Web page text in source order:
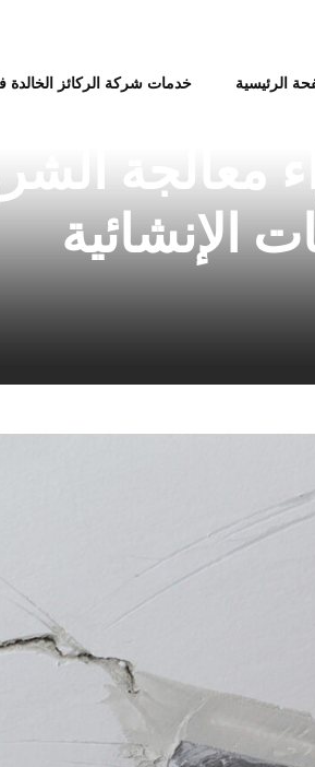
الرئيسية خدمات شركة الركائز
لترميم
معالجة
الإنشائية